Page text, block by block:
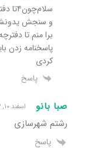
سلام‌چون۴تا دفترچه بود
و سنجش
برا منم تا
پاسخنامه زدن
کردی
پاسخ
صبا بانو اسفند ۱۰, ۱۴۰۳ ۴:۳۳ ب٫ظ
رشتم شهرسازی
پاسخ